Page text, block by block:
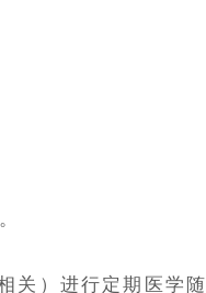
关）进行定期医学随